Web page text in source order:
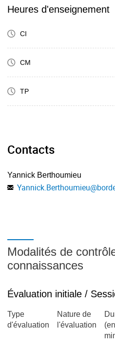
Heures d'enseignement
CI
CM
TP
Contacts
Yannick Berthoumieu
Yannick.Berthoumieu@
Modalités de
connaissances
Évaluation initiale /
Type
d'évaluation
Nature de
l'évaluation
(en